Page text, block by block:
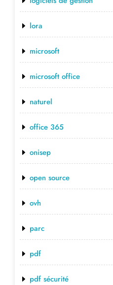
lora
microsoft
microsoft office
naturel
office 365
onisep
open source
ovh
parc
pdf
pdf sécurité